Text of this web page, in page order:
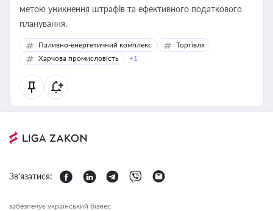
метою уникнення штрафів та ефективного податкового
планування.
Паливно-енергетичний комплекс
Торгівля
Харчова промисловість
+1
Зв'язатися:
забезпечує український бізнес